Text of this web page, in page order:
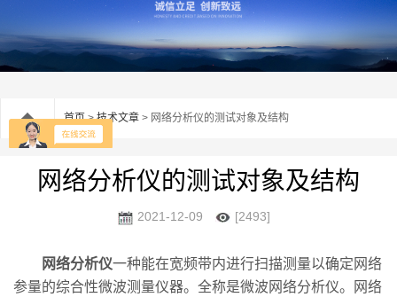
首页>技术文章 > 网络分析仪的测试对象及结构
网络分析仪的测试对象及结构
2021-12-09 [2493]
网络分析仪一种能在宽频带内进行扫描测量以确定网络
参量的综合性微波测量仪器。全称是微波网络分析仪。网络